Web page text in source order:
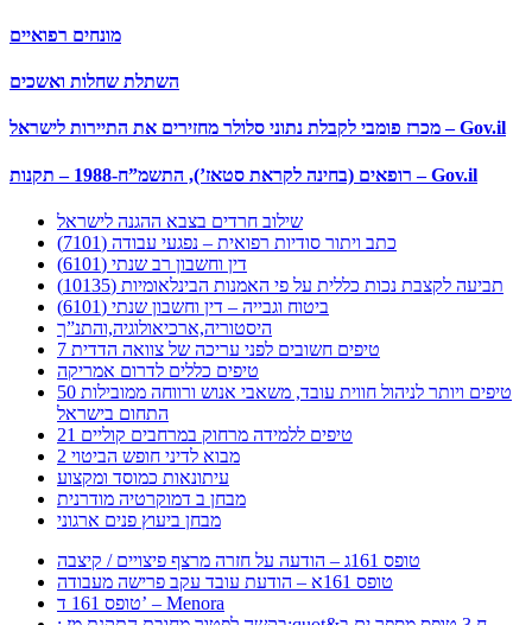
מונחים רפואיים
השתלת שחלות ואשכים
מכרז פומבי לקבלת נתוני סלולר מחזירים את התיירות לישראל – Gov.il
רופאים (בחינה לקראת סטאז’), התשמ”ח-1988 – תקנות – Gov.il
שילוב חרדים בצבא ההגנה לישראל
כתב ויתור סודיות רפואית – נפגעי עבודה (7101)
דין וחשבון רב שנתי (6101)
תביעה לקצבת נכות כללית על פי האמנות הבינלאומיות (10135)
ביטוח וגבייה – דין וחשבון שנתי (6101)
היסטוריה,ארכיאולוגיה,והתנ”ך
7 טיפים חשובים לפני עריכה של צוואה הדדית
טיפים כללים לדרום אמריקה
50 טיפים ויותר לניהול חווית עובד, משאבי אנוש ורווחה ממובילות
התחום בישראל
21 טיפים ללמידה מרחוק במרחבים קוליים
מבוא לדיני חופש הביטוי 2
עיתונאות כמוסד ומקצוע
מבחן ב דמוקרטיה מודרנית
מבחן ביעוץ פנים ארגוני
טופס 161ג – הודעה על חזרה מרצף פיצויים / קיצבה
טופס 161א – הודעת עובד עקב פרישה מעבודה
טופס 161 ד’ – Menora